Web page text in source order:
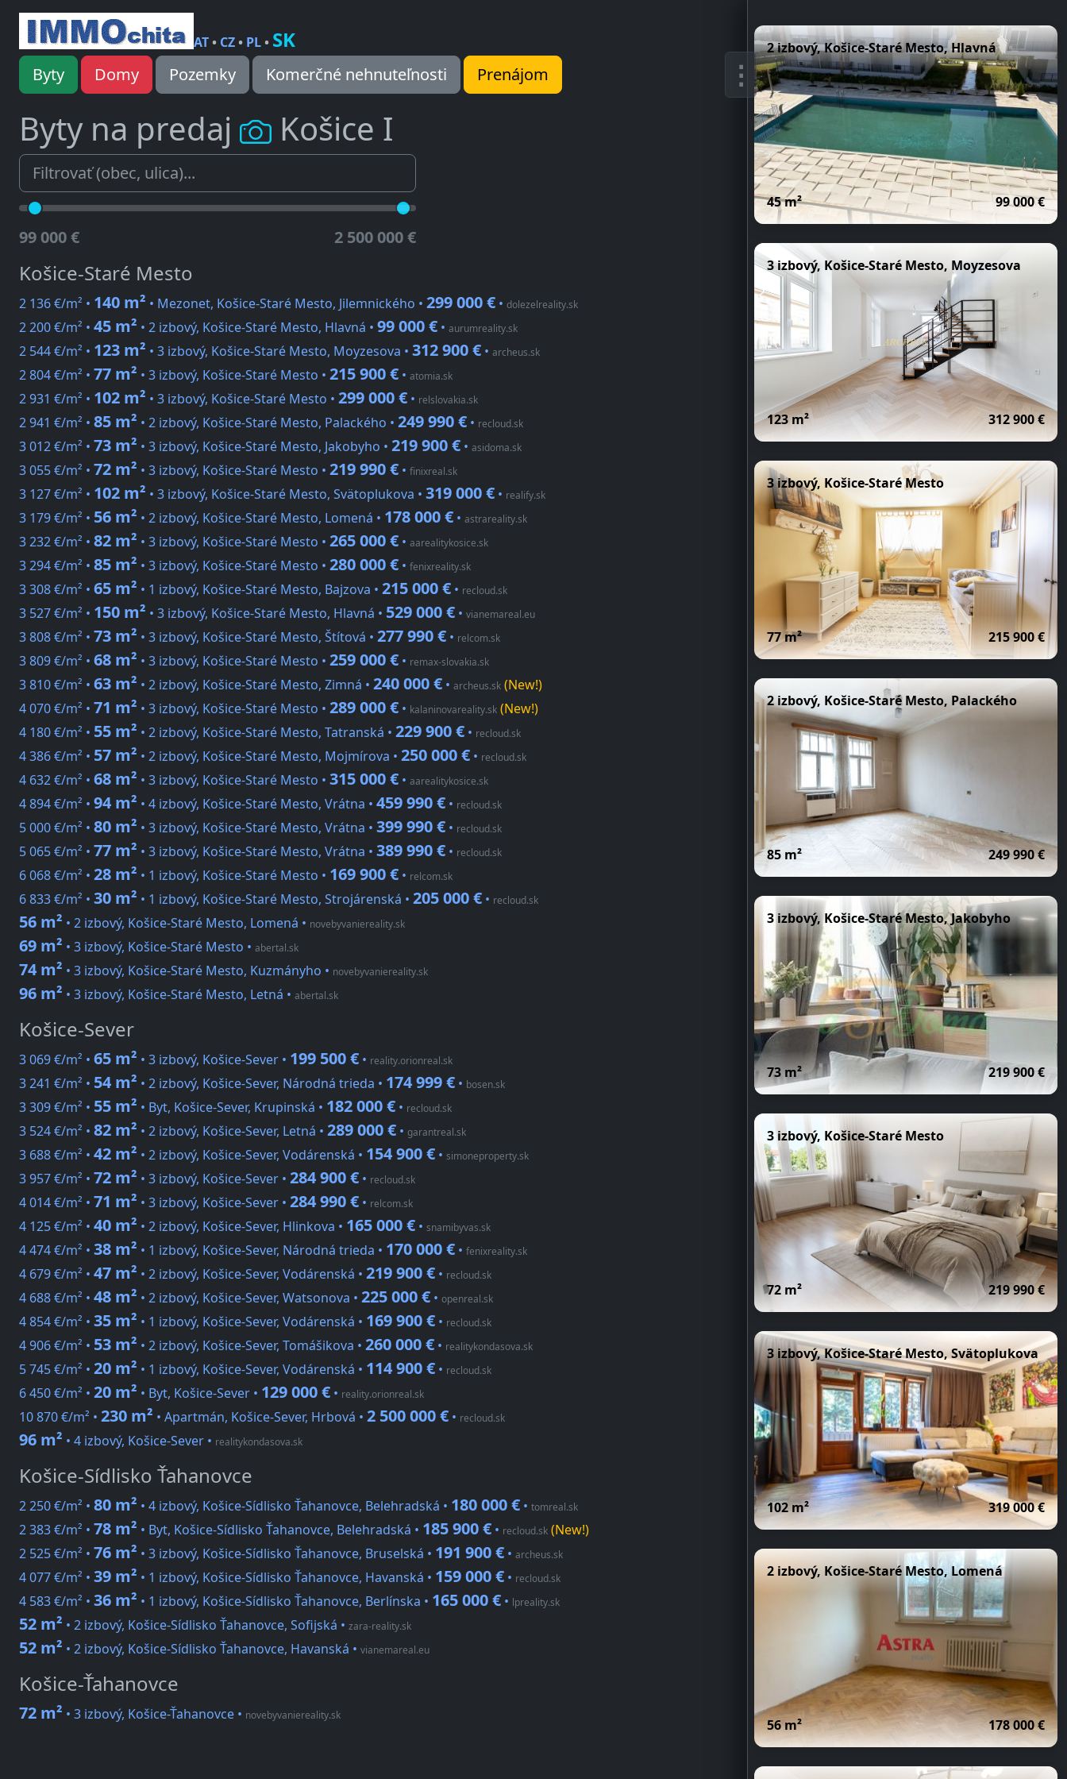
AT• CZ• PL• SK
Byty Domy Pozemky Komerčné nehnuteľnosti Prenájom
Byty na predaj Košice I
99 000 € 2 500 000 €
Košice-Staré Mesto
2 136 €/m² • 140 m² • Mezonet, Košice-Staré Mesto, Jilemnického • 299 000 € • dolezelreality.sk
2 200 €/m² • 45 m² • 2 izbový, Košice-Staré Mesto, Hlavná • 99 000 € • aurumreality.sk
2 544 €/m² • 123 m² • 3 izbový, Košice-Staré Mesto, Moyzesova • 312 900 € • archeus.sk
2 804 €/m² • 77 m² • 3 izbový, Košice-Staré Mesto • 215 900 € • atomia.sk
2 931 €/m² • 102 m² • 3 izbový, Košice-Staré Mesto • 299 000 € • relslovakia.sk
2 941 €/m² • 85 m² • 2 izbový, Košice-Staré Mesto, Palackého • 249 990 € • recloud.sk
3 012 €/m² • 73 m² • 3 izbový, Košice-Staré Mesto, Jakobyho • 219 900 € • asidoma.sk
3 055 €/m² • 72 m² • 3 izbový, Košice-Staré Mesto • 219 990 € • finixreal.sk
3 127 €/m² • 102 m² • 3 izbový, Košice-Staré Mesto, Svätoplukova • 319 000 € • realify.sk
3 179 €/m² • 56 m² • 2 izbový, Košice-Staré Mesto, Lomená • 178 000 € • astrareality.sk
3 232 €/m² • 82 m² • 3 izbový, Košice-Staré Mesto • 265 000 € • aarealitykosice.sk
3 294 €/m² • 85 m² • 3 izbový, Košice-Staré Mesto • 280 000 € • fenixreality.sk
3 308 €/m² • 65 m² • 1 izbový, Košice-Staré Mesto, Bajzova • 215 000 € • recloud.sk
3 527 €/m² • 150 m² • 3 izbový, Košice-Staré Mesto, Hlavná • 529 000 € • vianemareal.eu
3 808 €/m² • 73 m² • 3 izbový, Košice-Staré Mesto, Štítová • 277 990 € • relcom.sk
3 809 €/m² • 68 m² • 3 izbový, Košice-Staré Mesto • 259 000 € • remax-slovakia.sk
3 810 €/m² • 63 m² • 2 izbový, Košice-Staré Mesto, Zimná • 240 000 € • archeus.sk (New!)
4 070 €/m² • 71 m² • 3 izbový, Košice-Staré Mesto • 289 000 € • kalaninovareality.sk (New!)
4 180 €/m² • 55 m² • 2 izbový, Košice-Staré Mesto, Tatranská • 229 900 € • recloud.sk
4 386 €/m² • 57 m² • 2 izbový, Košice-Staré Mesto, Mojmírova • 250 000 € • recloud.sk
4 632 €/m² • 68 m² • 3 izbový, Košice-Staré Mesto • 315 000 € • aarealitykosice.sk
4 894 €/m² • 94 m² • 4 izbový, Košice-Staré Mesto, Vrátna • 459 990 € • recloud.sk
5 000 €/m² • 80 m² • 3 izbový, Košice-Staré Mesto, Vrátna • 399 990 € • recloud.sk
5 065 €/m² • 77 m² • 3 izbový, Košice-Staré Mesto, Vrátna • 389 990 € • recloud.sk
6 068 €/m² • 28 m² • 1 izbový, Košice-Staré Mesto • 169 900 € • relcom.sk
6 833 €/m² • 30 m² • 1 izbový, Košice-Staré Mesto, Strojárenská • 205 000 € • recloud.sk
56 m² • 2 izbový, Košice-Staré Mesto, Lomená • novebyvaniereality.sk
69 m² • 3 izbový, Košice-Staré Mesto • abertal.sk
74 m² • 3 izbový, Košice-Staré Mesto, Kuzmányho • novebyvaniereality.sk
96 m² • 3 izbový, Košice-Staré Mesto, Letná • abertal.sk
Košice-Sever
3 069 €/m² • 65 m² • 3 izbový, Košice-Sever • 199 500 € • reality.orionreal.sk
3 241 €/m² • 54 m² • 2 izbový, Košice-Sever, Národná trieda • 174 999 € • bosen.sk
3 309 €/m² • 55 m² • Byt, Košice-Sever, Krupinská • 182 000 € • recloud.sk
3 524 €/m² • 82 m² • 2 izbový, Košice-Sever, Letná • 289 000 € • garantreal.sk
3 688 €/m² • 42 m² • 2 izbový, Košice-Sever, Vodárenská • 154 900 € • simoneproperty.sk
3 957 €/m² • 72 m² • 3 izbový, Košice-Sever • 284 900 € • recloud.sk
4 014 €/m² • 71 m² • 3 izbový, Košice-Sever • 284 990 € • relcom.sk
4 125 €/m² • 40 m² • 2 izbový, Košice-Sever, Hlinkova • 165 000 € • snamibyvas.sk
4 474 €/m² • 38 m² • 1 izbový, Košice-Sever, Národná trieda • 170 000 € • fenixreality.sk
4 679 €/m² • 47 m² • 2 izbový, Košice-Sever, Vodárenská • 219 900 € • recloud.sk
4 688 €/m² • 48 m² • 2 izbový, Košice-Sever, Watsonova • 225 000 € • openreal.sk
4 854 €/m² • 35 m² • 1 izbový, Košice-Sever, Vodárenská • 169 900 € • recloud.sk
4 906 €/m² • 53 m² • 2 izbový, Košice-Sever, Tomášikova • 260 000 € • realitykondasova.sk
5 745 €/m² • 20 m² • 1 izbový, Košice-Sever, Vodárenská • 114 900 € • recloud.sk
6 450 €/m² • 20 m² • Byt, Košice-Sever • 129 000 € • reality.orionreal.sk
10 870 €/m² • 230 m² • Apartmán, Košice-Sever, Hrbová • 2 500 000 € • recloud.sk
96 m² • 4 izbový, Košice-Sever • realitykondasova.sk
Košice-Sídlisko Ťahanovce
2 250 €/m² • 80 m² • 4 izbový, Košice-Sídlisko Ťahanovce, Belehradská • 180 000 € • tomreal.sk
2 383 €/m² • 78 m² • Byt, Košice-Sídlisko Ťahanovce, Belehradská • 185 900 € • recloud.sk (New!)
2 525 €/m² • 76 m² • 3 izbový, Košice-Sídlisko Ťahanovce, Bruselská • 191 900 € • archeus.sk
4 077 €/m² • 39 m² • 1 izbový, Košice-Sídlisko Ťahanovce, Havanská • 159 000 € • recloud.sk
4 583 €/m² • 36 m² • 1 izbový, Košice-Sídlisko Ťahanovce, Berlínska • 165 000 € • lpreality.sk
52 m² • 2 izbový, Košice-Sídlisko Ťahanovce, Sofijská • zara-reality.sk
52 m² • 2 izbový, Košice-Sídlisko Ťahanovce, Havanská • vianemareal.eu
Košice-Ťahanovce
72 m² • 3 izbový, Košice-Ťahanovce • novebyvaniereality.sk